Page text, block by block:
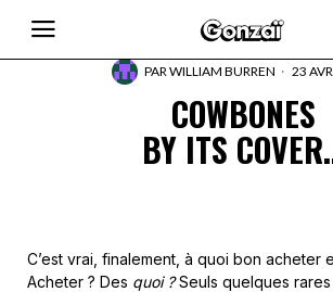
PARWILLIAM BURREN 23
COWBONES
BY ITS
C’est vrai, finalement, à quoi bon acheter
Acheter ? Des quoi ?Seuls quelques